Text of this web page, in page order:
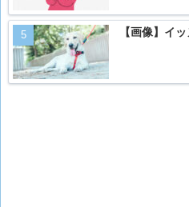
【画像】イ